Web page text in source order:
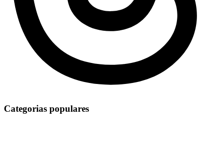
Categorias populares